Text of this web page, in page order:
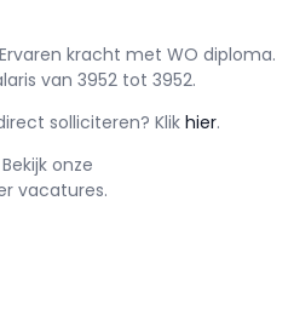
Ervaren kracht met WO diploma.
van 3952 tot 3952.
irect solliciteren? Klik hier.
onze
vacatures.